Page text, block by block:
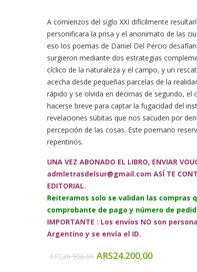
A comienzos del siglo XXI difícilmente
personificara la prisa y el anonimato de las
eso los poemas de Daniel Del Percio
surgieron mediante dos estrategias
cíclico de la naturaleza y el campo, y un
acecha desde pequeñas parcelas de la
rápido y se olvida en décimas de segundo, el
hacerse breve para captar la fugacidad del
revelaciones súbitas que nos sacuden por
percepción de las cosas. Este poemario
repentinos.
UNA VEZ ABONADO EL LIBRO, ENVIAR
admletrasdelsur@gmail.com ASÍ TE
EDITORIAL.
Reiteramos solo se validan las compras
comprobante de pago y número de
IMPORTANTE : Los envíos NO son
Argentino y se envía el ID.
ARS26.900,00 ARS24.200,00